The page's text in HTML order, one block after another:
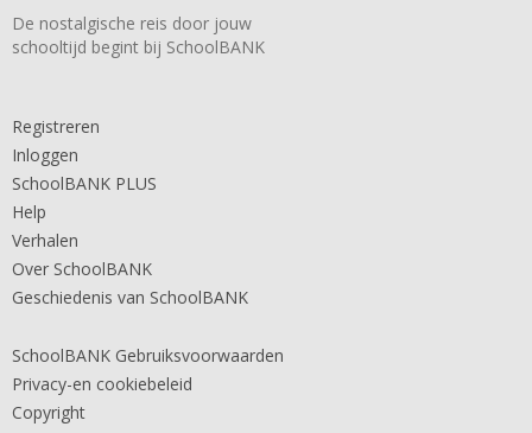
De nostalgische reis door jouw
schooltijd begint bij SchoolBANK
Registreren
Inloggen
SchoolBANK PLUS
Help
Verhalen
Over SchoolBANK
Geschiedenis van SchoolBANK
SchoolBANK Gebruiksvoorwaarden
Privacy-en cookiebeleid
Copyright